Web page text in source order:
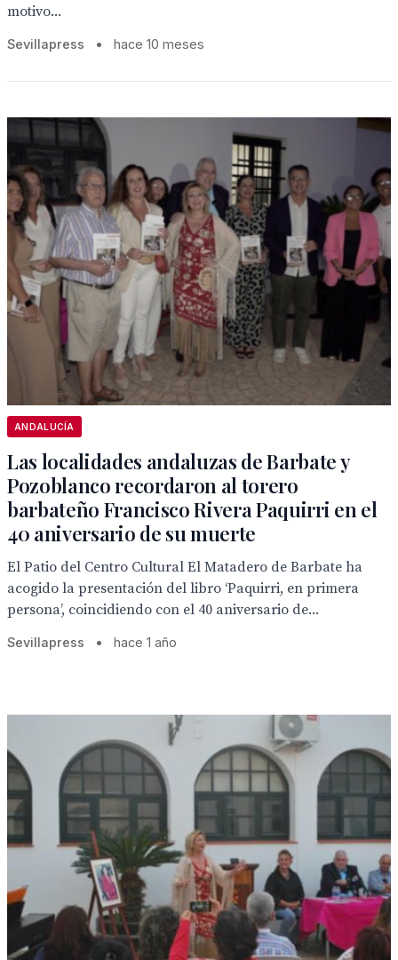
motivo...
Sevillapress • hace 10 meses
ANDALUCÍA
Las localidades andaluzas de Barbate y
Pozoblanco recordaron al torero
barbateño Francisco Rivera Paquirri en el
40 aniversario de su muerte
El Patio del Centro Cultural El Matadero de Barbate ha
acogido la presentación del libro ‘Paquirri, en primera
persona’, coincidiendo con el 40 aniversario de...
Sevillapress • hace 1 año